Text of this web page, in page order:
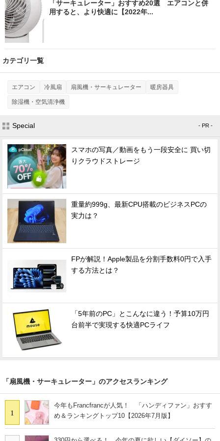
「サーキュレーター」おすすめ20選 エアコンと併
用すると、より快適に【2022年...
カテゴリ一覧
エアコン 冷風扇 扇風機・サーキュレーター 暖房器具
除湿機・空気清浄機
Special - PR -
スマホの写真／動画をもう一段安全に 買い切
りクラウドストレージ
重量約999g、最新CPU搭載のビジネスPCの
実力は？
FPが解説！Apple製品を分割手数料0円で入手
する方法とは？
「5年前のPC」とこんなに違う！予算10万円
台前半で実現する快適PCライフ
「扇風機・サーキュレーター」のアクセスランキング
1
今年もFrancfrancが人気！ 「ハンディファン」おすす
め＆ランキングトップ10【2026年7月版】